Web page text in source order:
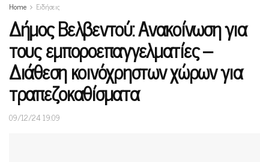
Home Ειδήσεις
Δήμος Βελβεντού: Ανακοίνωση για
τους εμποροεπαγγελματίες –
Διάθεση κοινόχρηστων χώρων για
τραπεζοκαθίσματα
09/12/24 19:09